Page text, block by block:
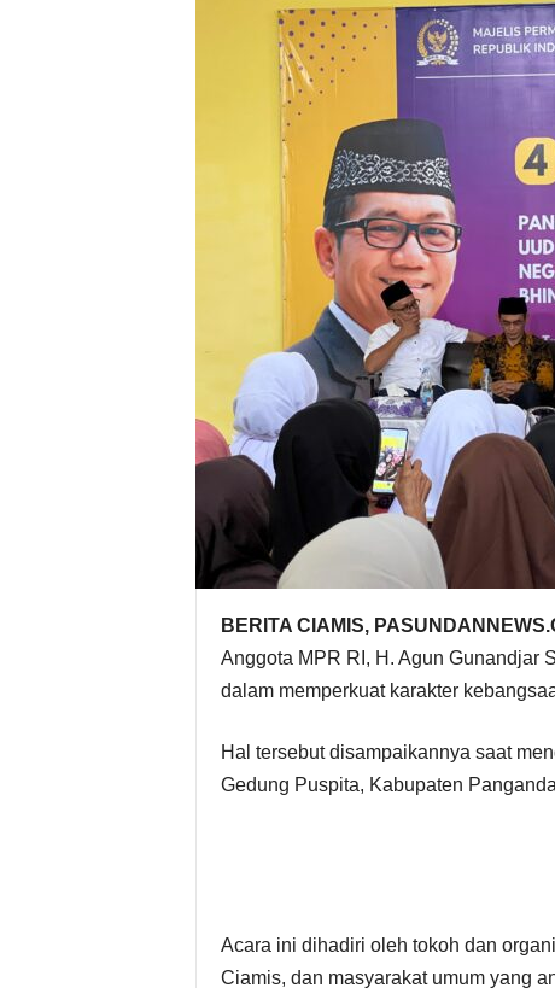
BERITA CIAMIS,
Anggota MPR RI, H. Agun Gunandjar
dalam memperkuat karakter
Hal tersebut disampaikannya saat
Gedung Puspita, Kabupaten
Acara ini dihadiri oleh tokoh dan
Ciamis, dan masyarakat umum yang